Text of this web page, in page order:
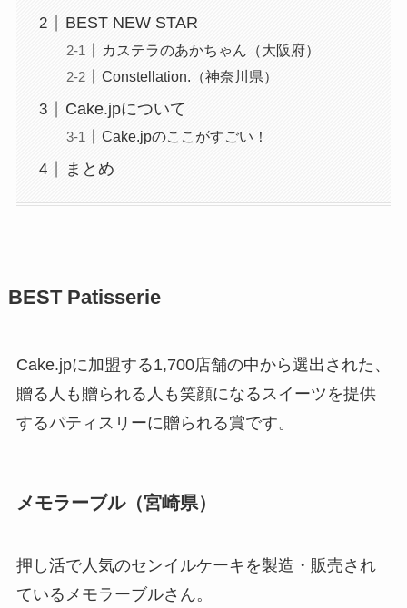
BEST NEW STAR
カステラのあかちゃん（大阪府）
Constellation.（神奈川県）
Cake.jpについて
Cake.jpのここがすごい！
まとめ
BEST Patisserie
Cake.jpに加盟する1,700店舗の中から選出された、
贈る人も贈られる人も笑顔になるスイーツを提供
するパティスリーに贈られる賞です。
メモラーブル（宮崎県）
押し活で人気のセンイルケーキを製造・販売され
ているメモラーブルさん。